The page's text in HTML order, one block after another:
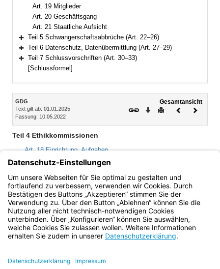
Art. 19 Mitglieder
Art. 20 Geschäftsgang
Art. 21 Staatliche Aufsicht
Bereich erweitern
Teil 5 Schwangerschaftsabbrüche (Art. 22–26)
Bereich erweitern
Teil 6 Datenschutz, Datenübermittlung (Art. 27–29)
Bereich erweitern
Teil 7 Schlussvorschriften (Art. 30–33)
[Schlussformel]
Inhalt
GDG
Text gilt ab: 01.01.2025
Fassung: 10.05.2022
Gesamtansicht
Download
DruckenVorheriges
Teil 4 Ethikkommissionen
Art. 18 Einrichtung, Aufgaben
Art. 19 Mitglieder
Art. 20 Geschäftsgang
Art. 21 Staatliche Aufsicht
Bayern.de
BayernPortal
Impressum